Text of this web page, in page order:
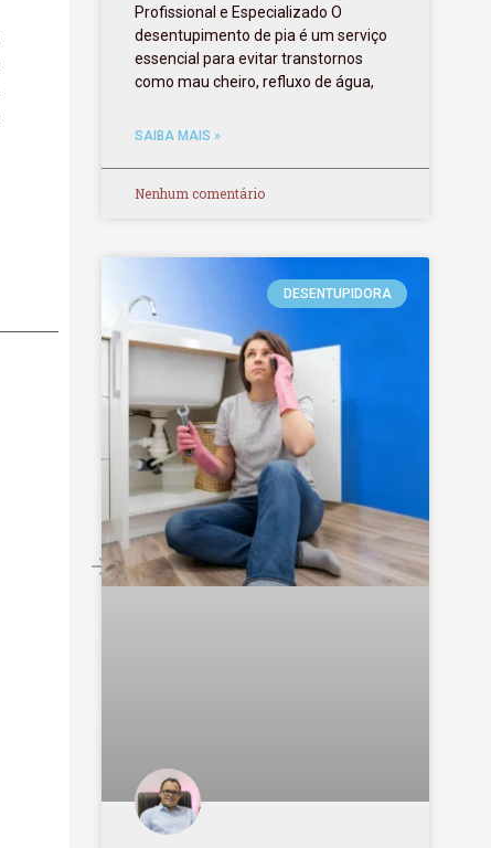
Profissional e Especializado O
desentupimento de pia é um serviço
essencial para evitar transtornos
como mau cheiro, refluxo de água,
SAIBA MAIS »
Nenhum comentário
DESENTUPIDORA